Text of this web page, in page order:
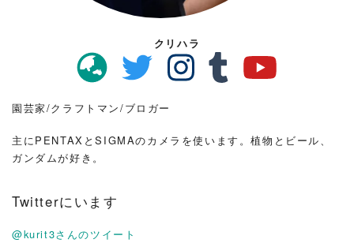
クリハラ
園芸家/クラフトマン/ブロガー
主にPENTAXとSIGMAのカメラを使います。植物とビール、
ガンダムが好き。
Twitterにいます
@kurit3さんのツイート